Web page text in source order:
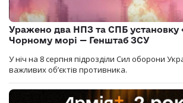
Уражено два НПЗ та СПБ установку
Чорному морі — Генштаб ЗСУ
У ніч на 8 серпня підрозділи Сил оборони
важливих об’єктів противника.